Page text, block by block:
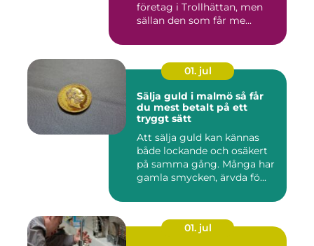
företag i Trollhättan, men
sällan den som får me...
01. jul
Sälja guld i malmö så får
du mest betalt på ett
tryggt sätt
Att sälja guld kan kännas
både lockande och osäkert
på samma gång. Många har
gamla smycken, ärvda fö...
01. jul